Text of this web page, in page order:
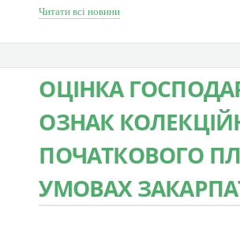
Читати всі новини
ОЦІНКА
ОЗНАК
ПОЧАТКОВОГО
УМОВАХ